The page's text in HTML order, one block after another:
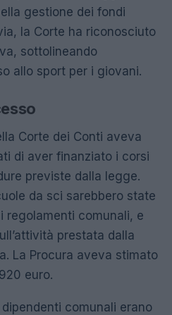
gestione dei fondi
la Corte ha riconosciuto
sottolineando
allo sport per i giovani.
Corte dei Conti aveva
di aver finanziato i corsi
previste dalla legge.
da sci sarebbero state
regolamenti comunali, e
prestata dalla
La Procura aveva stimato
euro.
comunali erano